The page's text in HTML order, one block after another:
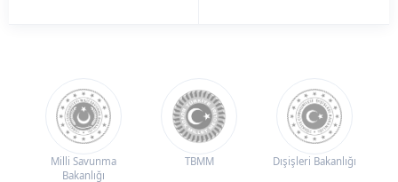
Milli Savunma
Bakanlığı
TBMM Dışişleri Bakanlığı